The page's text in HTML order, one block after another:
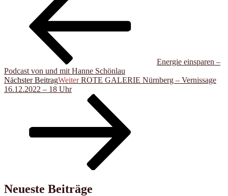
Energie einsparen –
Podcast von und mit Hanne Schönlau
Nächster BeitragWeiter ROTE GALERIE Nürnberg – Vernissage
16.12.2022 – 18 Uhr
Neueste Beiträge